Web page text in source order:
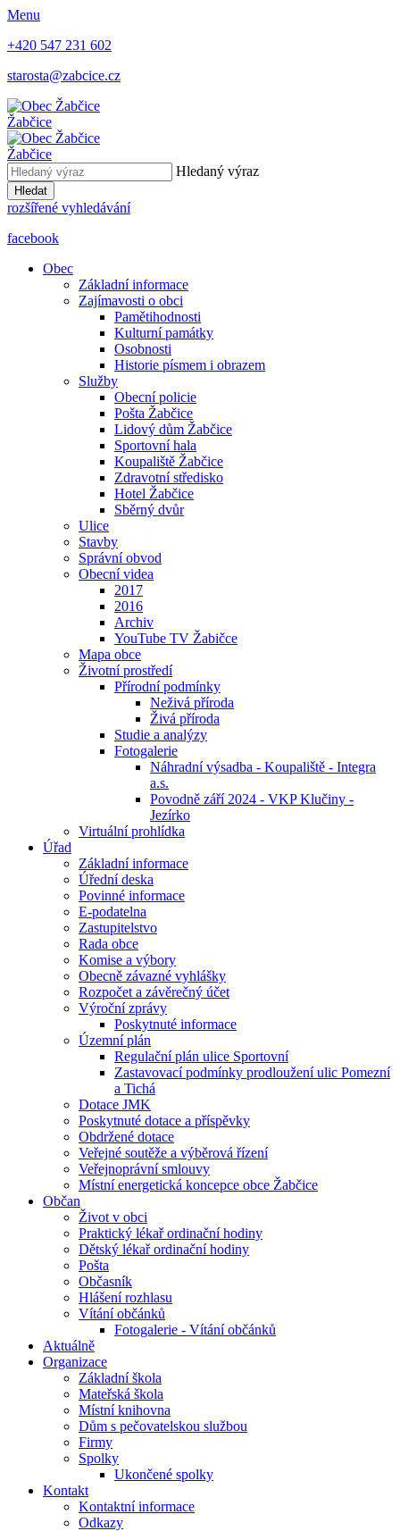
Menu
+420 547 231 602
starosta@zabcice.cz
Žabčice
Žabčice
Hledaný výraz
Hledat
rozšířené vyhledávání
facebook
Obec
Základní informace
Zajímavosti o obci
Pamětihodnosti
Kulturní památky
Osobnosti
Historie písmem i obrazem
Služby
Obecní policie
Pošta Žabčice
Lidový dům Žabčice
Sportovní hala
Koupaliště Žabčice
Zdravotní středisko
Hotel Žabčice
Sběrný dvůr
Ulice
Stavby
Správní obvod
Obecní videa
2017
2016
Archiv
YouTube TV Žabičce
Mapa obce
Životní prostředí
Přírodní podmínky
Neživá příroda
Živá příroda
Studie a analýzy
Fotogalerie
Náhradní výsadba - Koupaliště - Integra
a.s.
Povodně září 2024 - VKP Klučiny -
Jezírko
Virtuální prohlídka
Úřad
Základní informace
Úřední deska
Povinné informace
E-podatelna
Zastupitelstvo
Rada obce
Komise a výbory
Obecně závazné vyhlášky
Rozpočet a závěrečný účet
Výroční zprávy
Poskytnuté informace
Územní plán
Regulační plán ulice Sportovní
Zastavovací podmínky prodloužení ulic Pomezní
a Tichá
Dotace JMK
Poskytnuté dotace a příspěvky
Obdržené dotace
Veřejné soutěže a výběrová řízení
Veřejnoprávní smlouvy
Místní energetická koncepce obce Žabčice
Občan
Život v obci
Praktický lékař ordinační hodiny
Dětský lékař ordinační hodiny
Pošta
Občasník
Hlášení rozhlasu
Vítání občánků
Fotogalerie - Vítání občánků
Aktuálně
Organizace
Základní škola
Mateřská škola
Místní knihovna
Dům s pečovatelskou službou
Firmy
Spolky
Ukončené spolky
Kontakt
Kontaktní informace
Odkazy